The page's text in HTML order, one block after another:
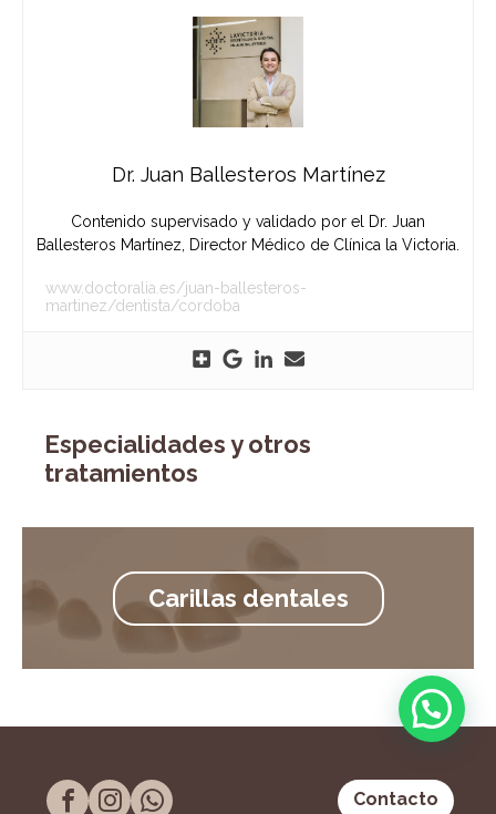
Dr. Juan Ballesteros Martínez
Contenido supervisado y validado por el Dr. Juan
Ballesteros Martínez, Director Médico de Clínica la Victoria.
www.doctoralia.es/juan-ballesteros-
martinez/dentista/cordoba
Especialidades y otros
tratamientos
Carillas dentales
Contacto